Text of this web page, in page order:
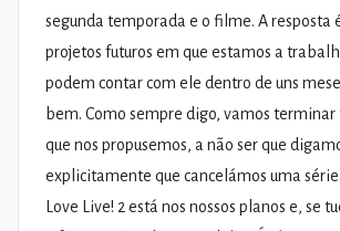
segunda temporada e o filme. A resposta
projetos futuros em que estamos a
podem contar com ele dentro de uns
bem. Como sempre digo, vamos terminar
que nos propusemos, a não ser que
explicitamente que cancelámos uma
Love Live! 2 está nos nossos planos e, se